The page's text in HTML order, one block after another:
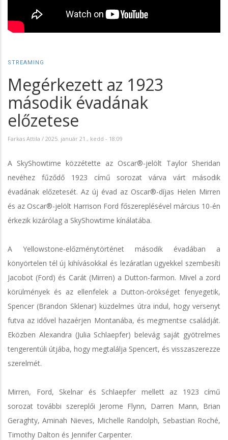
STREAMING
Megérkezett az 1923
második évadának
előzetese
Farkas Attila / 2025. január 21., kedd - 18:09
A SkyShowtime közzétette az Oscar®-jelölt Taylor Sheridan
nevéhez fűződő 1923 című sorozat várva várt második
évadának előzetesét. Az új évad az Oscar®-díjas Helen Mirren
és az Oscar®-jelölt Harrison Ford főszereplésével március 10-én
érkezik kizárólag a SkyShowtime kínálatába.
A Yellowstone-előzménytörténet második évadában a
könyörtelen tél új kihívásokkal és lezáratlan ügyekkel szembesíti
Jacobot (Ford) és Carát (Mirren) a Dutton-farmon. Mivel a zord
körülmények és az ellenfelek a Dutton-örökséget fenyegetik,
Spencer (Brandon Sklenar) küzdelmes útra indul, hogy versenyt
futva az idővel hazaérjen Montanába, és megmentse családját.
Eközben Alexandra (Julia Schlaepfer) belevág saját gyötrelmes
tengerentúli útjába, hogy megtalálja Spencert, és visszaszerezze
szerelmét.
Mirren, Ford, Skelnar és Schlaepfer mellett az 1923 című
sorozat további szereplői Jerome Flynn, Darren Mann, Brian
Geraghty, Aminah Nieves, Michelle Randolph, Sebastian Roché,
Timothy Dalton és Jennifer Carpenter.